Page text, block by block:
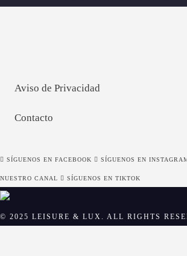
Aviso de Privacidad
Contacto
SÍGUENOS EN FACEBOOK SÍGUENOS EN
NUESTRO CANAL SÍGUENOS EN TIKTOK
© 2025 LEISURE & LUX. ALL RIGHTS